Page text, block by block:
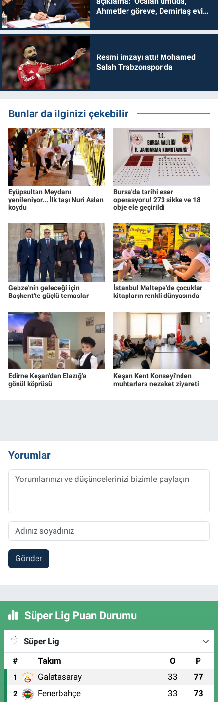
Ahmetler göreve, Demirtaş evine
Resmi imzayı attı! Mohamed
Salah Trabzonspor'da
Bunlar da ilginizi çekebilir
Eyüpsultan Meydanı
yenileniyor... İlk taşı Nuri Aslan
koydu
Bursa'da tarihi eser
operasyonu! 273 sikke ve 18
obje ele geçirildi
Gebze'nin geleceği için
Başkent'te güçlü temaslar
İstanbul Maltepe'de çocuklar
kitapların renkli dünyasında
Edirne Keşan'dan Elazığ'a
gönül köprüsü
Keşan Kent Konseyi'nden
muhtarlara nezaket ziyareti
Yorumlar
Gönder
Süper Lig Puan Durumu
Süper Lig
#
Takım O P
1 Galatasaray 33 77
2 Fenerbahçe 33 73